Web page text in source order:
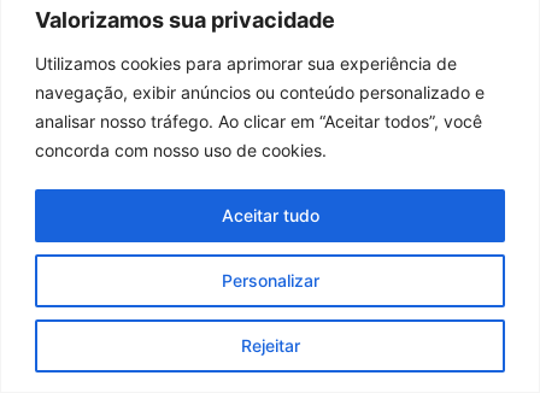
Valorizamos sua privacidade
Utilizamos cookies para aprimorar sua experiência de
navegação, exibir anúncios ou conteúdo personalizado e
analisar nosso tráfego. Ao clicar em “Aceitar todos”, você
concorda com nosso uso de cookies.
Personalizar
Rejeitar
Aceitar tudo